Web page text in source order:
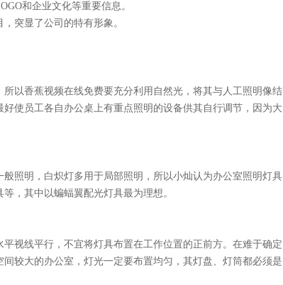
和企业文化等重要信息。
突显了公司的特有形象。
所以香蕉视频在线免费要充分利用自然光，将其与人工照明像结
好使员工各自办公桌上有重点照明的设备供其自行调节，因为大
照明，白炽灯多用于局部照明，所以小灿认为办公室照明灯具
，其中以蝙蝠翼配光灯具最为理想。
线平行，不宜将灯具布置在工作位置的正前方。在难于确定
大的办公室，灯光一定要布置均匀，其灯盘、灯筒都必须是